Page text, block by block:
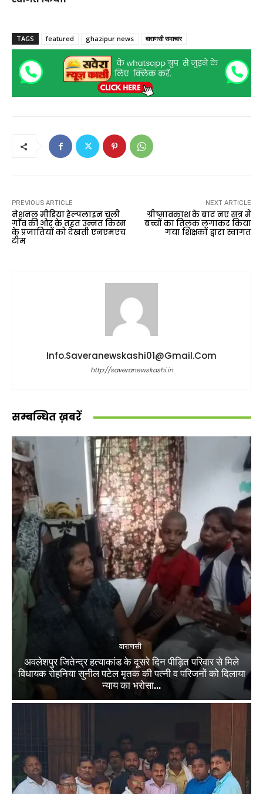
TAGS featured ghazipur news वाराणसी समाचार
PREVIOUS ARTICLE
नेशनल मीडिया हेल्पलाइन चली
गाँव की ओर के तहत उन्नत किस्म
के प्रजातियों को देखती एनएमएच
टीम
NEXT ARTICLE
ग्रीष्मावकाश के बाद नए सत्र में
बच्चों का तिलक लगाकर किया
गया शिक्षकों द्वारा स्वागत
Info.saveranewskashi01@gmail.com
http://saveranewskashi.in
सम्बन्धित ख़बरें
वाराणसी
अवलेशपुर जितेन्द्र हत्याकांड के दूसरे दिन पीड़ित परिवार से मिले
विधायक रोहनिया सुनील पटेल मृतक की पत्नी व परिजनों को दिलाया
न्याय का भरोसा...